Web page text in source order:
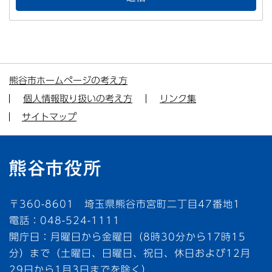
熊谷市ホームページの考え方
個人情報取り扱いの考え方
リンク集
サイトマップ
〒360-8601 埼玉県熊谷市宮町二丁目47番地1
電話：048-524-1111
開庁日：月曜日から金曜日（8時30分から17時15
分）まで（土曜日、日曜日、祝日、休日および12月
29日から1月3日までを除く）